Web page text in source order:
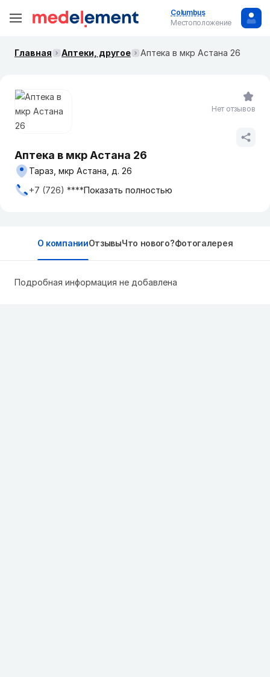
Columbus
Местоположение
Главная Аптеки, другое Аптека в мкр Астана 26
Аптека в мкр Астана 26
Тараз, мкр Астана, д. 26
+7 (726) ****Показать полностью
Нет отзывов
О компанииОтзывыЧто нового?Фотогалерея
Подробная информация не добавлена